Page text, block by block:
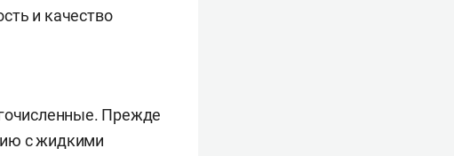
и качество
Прежде
с жидкими